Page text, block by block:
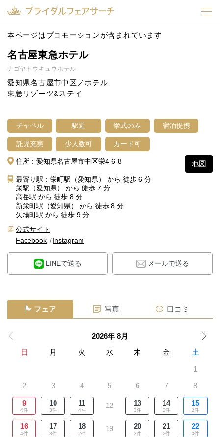
本ページはプロモーションが含まれています
名古屋東急ホテル
ナゴヤトウキュウホテル
愛知県名古屋市中区／ホテル
東急リゾーツ&ステイ
チャペル 駅近 挙式のみ 宿泊提携
託児充実 少人数可 カード可
住所：愛知県名古屋市中区栄4-6-8
地図
最寄り駅：栄町駅（愛知県） から 徒歩 6 分
栄駅（愛知県） から 徒歩 7 分
高岳駅 から 徒歩 8 分
新栄町駅（愛知県） から 徒歩 8 分
矢場町駅 から 徒歩 9 分
公式サイト
Facebook
Instagram
LINEで送る メールで送る
フェア 写真 口コミ
2026年 8月
日 月 火 水 木 金 土
1
2
3 4 5 6 7 8
9
4件
10
3件
11
4件
12 13
3件
14
2件
15
2件
16
4件
17
3件
18
2件
19 20
3件
21
2件
22
3件